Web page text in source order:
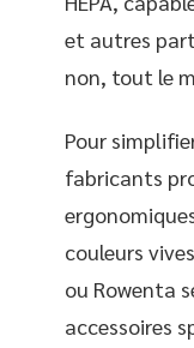
et autres
non, tout le
Pour
fabricants
couleurs
ou Rowenta
accessoires